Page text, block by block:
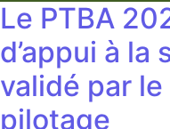
Le PTBA
d’appui à
validé par
pilotage